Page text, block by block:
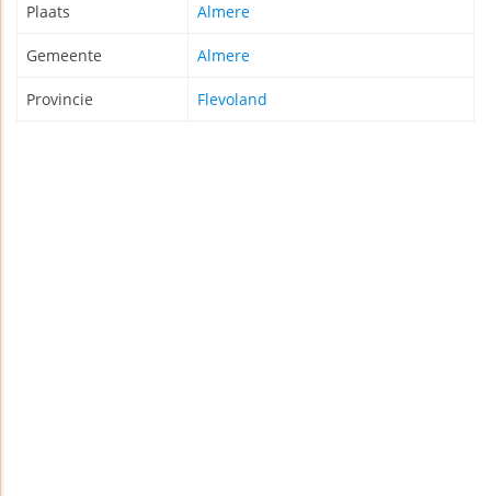
Plaats Almere
Gemeente Almere
Provincie Flevoland